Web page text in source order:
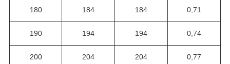
180 184 184 0,71
190 194 194 0,74
200 204 204 0,77